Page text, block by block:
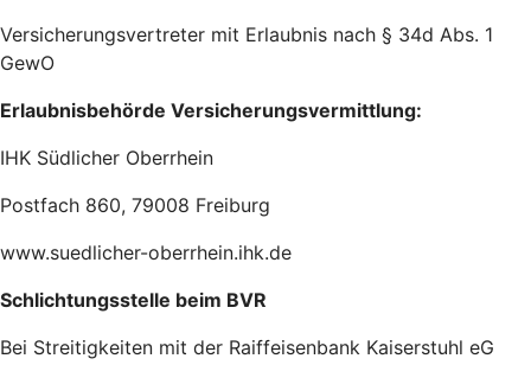
Versicherungsvertreter mit Erlaubnis nach § 34d Abs. 1
GewO
Erlaubnisbehörde Versicherungsvermittlung:
IHK Süd­li­cher Ober­rhein
Post­fach 860, 79008 Freiburg
www.suedlicher-oberrhein.ihk.de
Schlichtungsstelle beim BVR
Bei Streitigkeiten mit der Raiffeisenbank Kaiserstuhl eG